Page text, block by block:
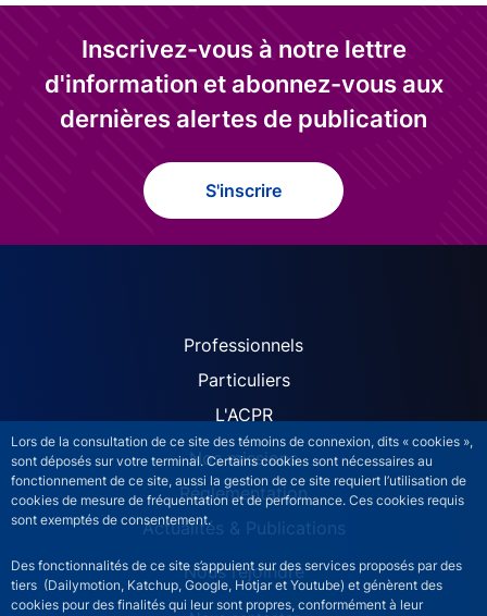
Lors de la consultation de ce site des témoins de connexion, dits « cookies »,
sont déposés sur votre terminal. Certains cookies sont nécessaires au
fonctionnement de ce site, aussi la gestion de ce site requiert l’utilisation de
cookies de mesure de fréquentation et de performance. Ces cookies requis
sont exemptés de consentement.
Des fonctionnalités de ce site s’appuient sur des services proposés par des
tiers (Dailymotion, Katchup, Google, Hotjar et Youtube) et génèrent des
cookies pour des finalités qui leur sont propres, conformément à leur
Inscrivez-vous à notre lettre
d'information et abonnez-vous aux
dernières alertes de publication
S'inscrire
ACPR site navigation
Professionnels
Particuliers
L'ACPR
Nos missions
Réglementation
Actualités & Publications
Nous rejoindre